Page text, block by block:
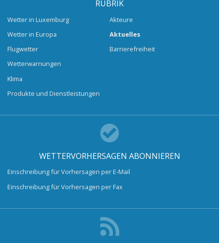
RUBRIK
Wetter in Luxemburg
Wetter in Europa
Flugwetter
Wetterwarnungen
Klima
Produkte und Dienstleistungen
Akteure
Aktuelles
Barrierefreiheit
WETTERVORHERSAGEN ABONNIEREN
Einschreibung für Vorhersagen per E-Mail
Einschreibung für Vorhersagen per Fax